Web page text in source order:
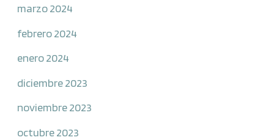
marzo 2024
febrero 2024
enero 2024
diciembre 2023
noviembre 2023
octubre 2023